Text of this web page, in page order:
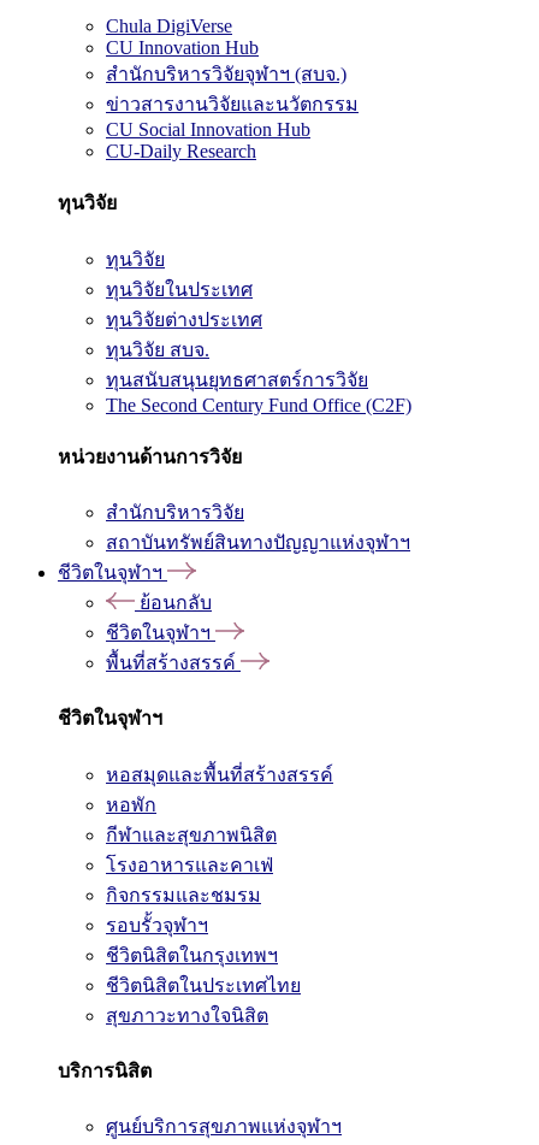
Chula DigiVerse
CU Innovation Hub
สำนักบริหารวิจัยจุฬาฯ (สบจ.)
ข่าวสารงานวิจัยและนวัตกรรม
CU Social Innovation Hub
CU-Daily Research
ทุนวิจัย
ทุนวิจัย
ทุนวิจัยในประเทศ
ทุนวิจัยต่างประเทศ
ทุนวิจัย สบจ.
ทุนสนับสนุนยุทธศาสตร์การวิจัย
The Second Century Fund Office (C2F)
หน่วยงานด้านการวิจัย
สำนักบริหารวิจัย
สถาบันทรัพย์สินทางปัญญาแห่งจุฬาฯ
ชีวิตในจุฬาฯ
ย้อนกลับ
ชีวิตในจุฬาฯ
พื้นที่สร้างสรรค์
ชีวิตในจุฬาฯ
หอสมุดและพื้นที่สร้างสรรค์
หอพัก
กีฬาและสุขภาพนิสิต
โรงอาหารและคาเฟ่
กิจกรรมและชมรม
รอบรั้วจุฬาฯ
ชีวิตนิสิตในกรุงเทพฯ
ชีวิตนิสิตในประเทศไทย
สุขภาวะทางใจนิสิต
บริการนิสิต
ศูนย์บริการสุขภาพแห่งจุฬาฯ